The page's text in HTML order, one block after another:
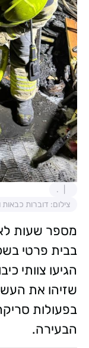
.
צילום: דוברות
מספר שעות
בבית פרטי
הגיעו צוותי
שזיהו את
בפעולות
הבעירה.